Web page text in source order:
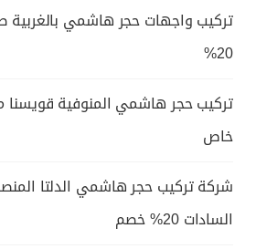
تركيب واجهات حجر هاشمي بالغربية
20%
تركيب حجر هاشمي المنوفية
خاص
شركة تركيب حجر هاشمي الدلتا
السادات 20% خصم